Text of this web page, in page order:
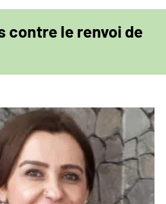
contre le renvoi de